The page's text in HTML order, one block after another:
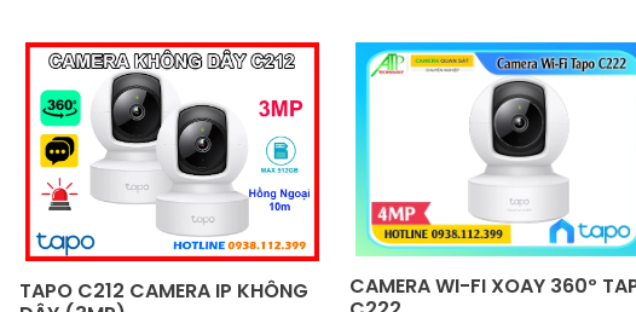
dùng giao tiếp hai chiều qua
camera
đêm hồng ngoại rõ đến 10m.
Camera đàm thoại hai chiều lưu
lâu dài với khe thẻ nhớ hỗ trợ đến
TAPO C212 CAMERA IP KHÔNG
CAMERA WI-FI XOAY 360º